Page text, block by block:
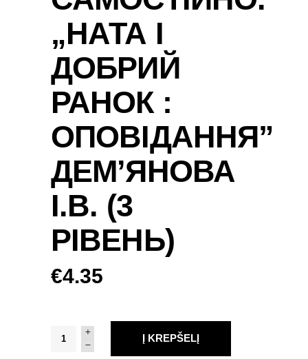
„НАТА І
ДОБРИЙ
РАНОК :
ОПОВІДАННЯ”
ДЕМ’ЯНОВА
І.В. (3
РІВЕНЬ)
€4.35
Читаю
самостійно.
Į KREPŠELĮ